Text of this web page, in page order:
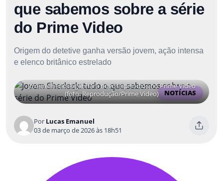
que sabemos sobre a série
do Prime Video
Origem do detetive ganha versão jovem, ação intensa
e elenco britânico estrelado
NOTÍCIAS
Jovem Sherlock ganhará novos episódios no Prime Video
(foto: Reprodução/Prime Video)
Por Lucas Emanuel
03 de março de 2026 às 18h51